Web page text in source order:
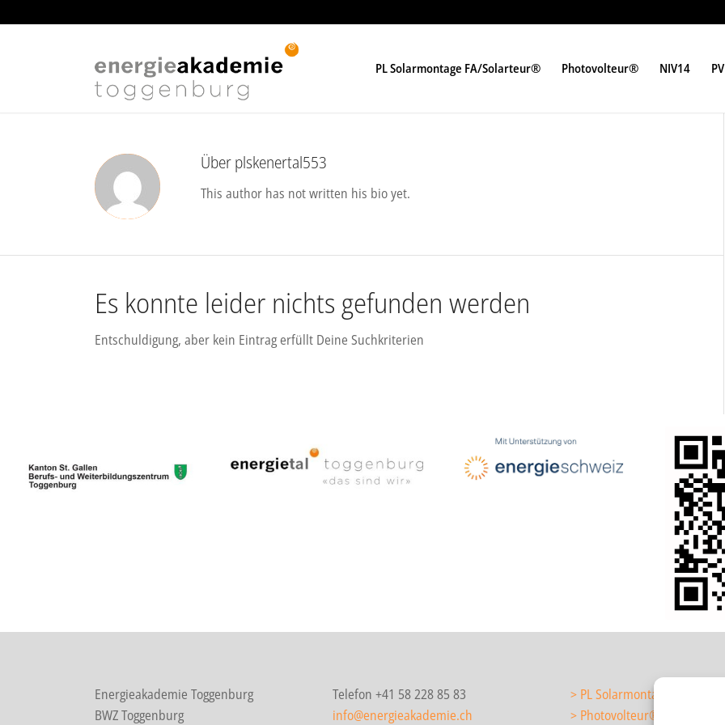
PL Solarmontage FA/Solarteur® Photovolteur® NIV14
Überplskenertal553
This author has not written his bio yet.
Es konnte leider nichts gefunden werden
Entschuldigung, aber kein Eintrag erfüllt Deine Suchkriterien
Energieakademie Toggenburg
BWZ Toggenburg
Telefon +41 58 228 85 83
info@energieakademie.ch
> PL Solarmontage/Solarteur
> Photovolteur®